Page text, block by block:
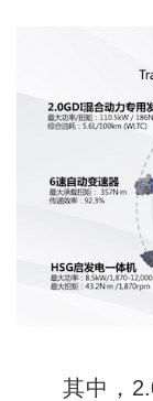
其中，